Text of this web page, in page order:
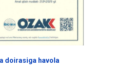
doirasiga havola